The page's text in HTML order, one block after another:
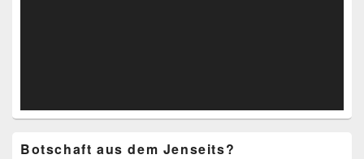
Botschaft aus dem Jenseits?